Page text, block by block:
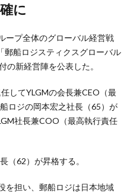
に
ープ全体のグローバル経営戦
郵船ロジスティクスグローバル
の新経営陣を公表した。
してYLGMの会長兼CEO（最
ロジの岡本宏之社長（65）が
社長兼COO（最高執行責任
（62）が昇格する。
を担い、郵船ロジは日本地域